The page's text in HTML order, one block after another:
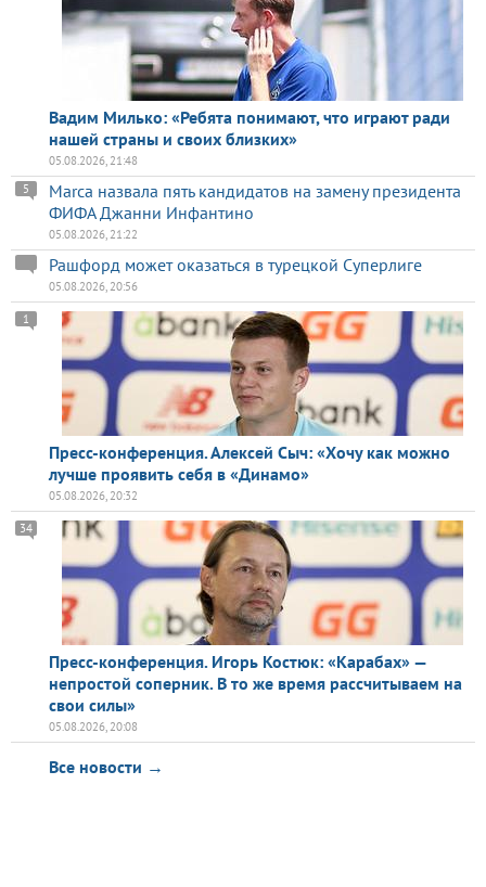
Вадим Милько: «Ребята понимают, что играют ради
нашей страны и своих близких»
05.08.2026, 21:48
Marca назвала пять кандидатов на замену президента
ФИФА Джанни Инфантино
5
05.08.2026, 21:22
Рашфорд может оказаться в турецкой Суперлиге
05.08.2026, 20:56
Пресс-конференция. Алексей Сыч: «Хочу как можно
лучше проявить себя в «Динамо»
1
05.08.2026, 20:32
Пресс-конференция. Игорь Костюк: «Карабах» —
непростой соперник. В то же время рассчитываем на
свои силы»
34
05.08.2026, 20:08
Все новости →